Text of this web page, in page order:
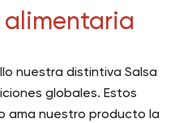
nuestra distintiva Salsa
globales. Estos
ama nuestro producto la